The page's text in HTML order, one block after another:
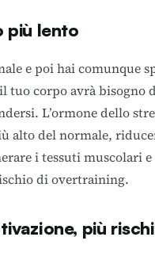
più lento
e poi hai comunque
tuo corpo avrà bisogno
L’ormone dello
alto del normale,
i tessuti muscolari e
di overtraining.
più